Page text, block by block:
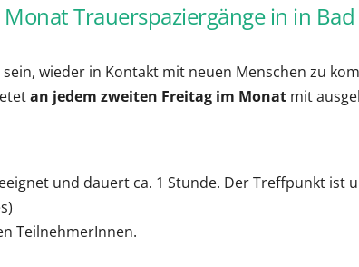
Trauerspaziergänge in in
wieder in Kontakt mit neuen Menschen zu
an jedem zweiten Freitag im Monat mit
und dauert ca. 1 Stunde. Der Treffpunkt ist
TeilnehmerInnen.